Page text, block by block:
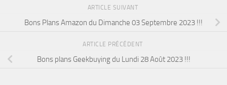
ARTICLE SUIVANT
Bons Plans Amazon du Dimanche 03 Septembre 2023 !!!
ARTICLE PRÉCÉDENT
Bons plans Geekbuying du Lundi 28 Août 2023 !!!